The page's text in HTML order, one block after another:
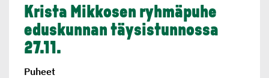
Krista Mikkosen ryhmäpuhe
eduskunnan täysistun­nossa
27.11.
Puheet